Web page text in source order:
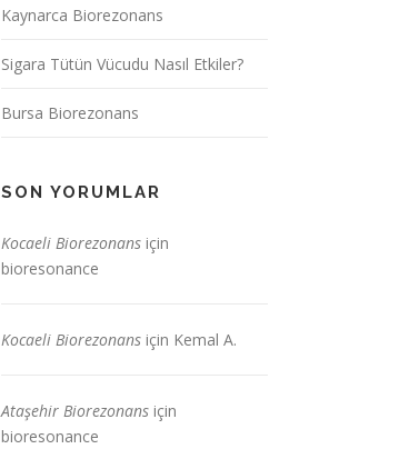
Kaynarca Biorezonans
Sigara Tütün Vücudu Nasıl Etkiler?
Bursa Biorezonans
SON YORUMLAR
Kocaeli Biorezonans için
bioresonance
Kocaeli Biorezonans için Kemal A.
Ataşehir Biorezonans için
bioresonance